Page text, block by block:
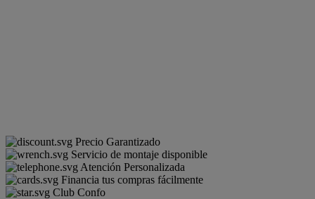
Precio Garantizado
Servicio de montaje disponible
Atención Personalizada
Financia tus compras fácilmente
Club Confo